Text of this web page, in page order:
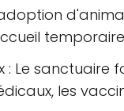
: Le sanctuaire
les